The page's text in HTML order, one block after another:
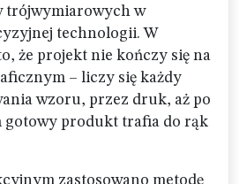
trójwymiarowych w
technologii. W
że projekt nie kończy się na
– liczy się każdy
wzoru, przez druk, aż po
gotowy produkt trafia do rąk
zastosowano metodę